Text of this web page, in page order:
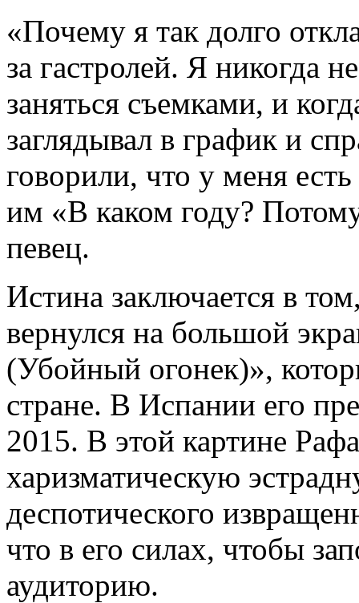
«Почему я так долго
за гастролей. Я никогда
заняться съемками, и
заглядывал в график и
говорили, что у меня
им «В каком году?
певец.
Истина заключается в
вернулся на большой
(Убойный огонек)»,
стране. В Испании его
2015. В этой картине
харизматическую
деспотического
что в его силах, чтобы
аудиторию.